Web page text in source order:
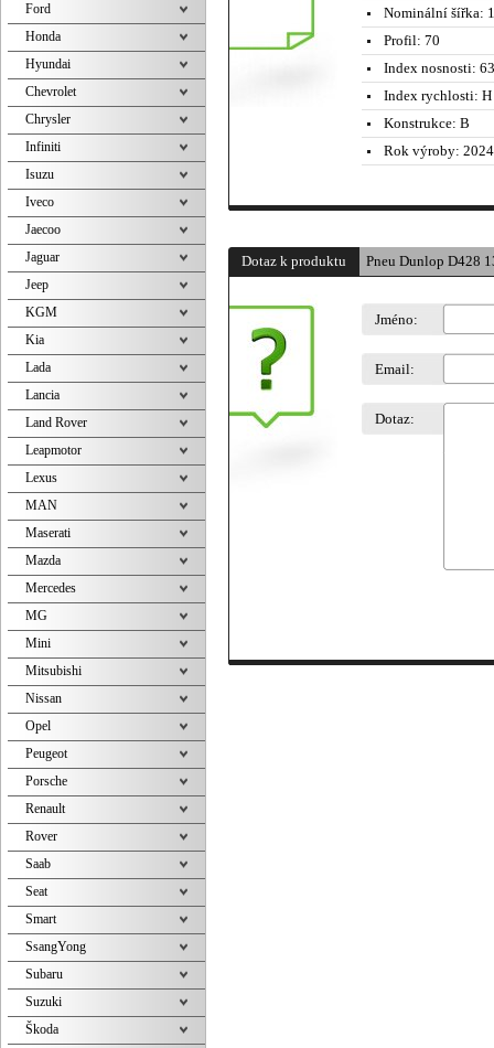
Nominální šířka:
Profil: 70
Index nosnosti:
Index rychlosti:
Konstrukce: B
Rok výroby:
Dotaz k produktu Pneu Dunlop D428
Jméno:
Email:
Dotaz:
Ford
Honda
Hyundai
Chevrolet
Chrysler
Infiniti
Isuzu
Iveco
Jaecoo
Jaguar
Jeep
KGM
Kia
Lada
Lancia
Land Rover
Leapmotor
Lexus
MAN
Maserati
Mazda
Mercedes
MG
Mini
Mitsubishi
Nissan
Opel
Peugeot
Porsche
Renault
Rover
Saab
Seat
Smart
SsangYong
Subaru
Suzuki
Škoda